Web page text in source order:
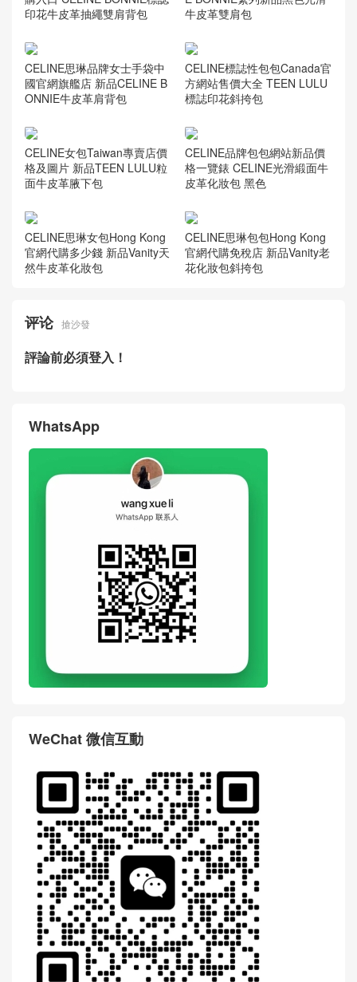
印花牛皮革抽繩雙肩背包
E BONNIE繫列新品黑色光滑
牛皮革雙肩包
國官網旗艦店 新品CELINE B
ONNIE牛皮革肩背包
方網站售價大全 TEEN LULU
標誌印花斜挎包
面牛皮革腋下包
CELINE思琳女包Hong Kong
评论
評論前必須登入！
WeChat 微信互動